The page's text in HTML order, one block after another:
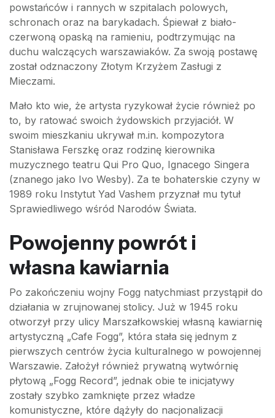
powstańców i rannych w szpitalach polowych,
schronach oraz na barykadach. Śpiewał z biało-
czerwoną opaską na ramieniu, podtrzymując na
duchu walczących warszawiaków. Za swoją postawę
został odznaczony Złotym Krzyżem Zasługi z
Mieczami.
Mało kto wie, że artysta ryzykował życie również po
to, by ratować swoich żydowskich przyjaciół. W
swoim mieszkaniu ukrywał m.in. kompozytora
Stanisława Ferszkę oraz rodzinę kierownika
muzycznego teatru Qui Pro Quo, Ignacego Singera
(znanego jako Ivo Wesby). Za te bohaterskie czyny w
1989 roku Instytut Yad Vashem przyznał mu tytuł
Sprawiedliwego wśród Narodów Świata.
Powojenny powrót i
własna kawiarnia
Po zakończeniu wojny Fogg natychmiast przystąpił do
działania w zrujnowanej stolicy. Już w 1945 roku
otworzył przy ulicy Marszałkowskiej własną kawiarnię
artystyczną „Cafe Fogg”, która stała się jednym z
pierwszych centrów życia kulturalnego w powojennej
Warszawie. Założył również prywatną wytwórnię
płytową „Fogg Record”, jednak obie te inicjatywy
zostały szybko zamknięte przez władze
komunistyczne, które dążyły do nacjonalizacji